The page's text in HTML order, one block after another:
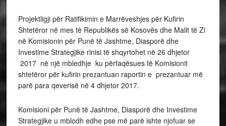
Projektligji për Ratifikimin e Marrëveshjes për Kufirin
Shtetëror në mes të Republikës së Kosovës dhe Malit të Zi
në Komisionin për Punë të Jashtme, Diasporë dhe
Investime Strategjike rinisi të shqyrtohet në 26 dhjetor
2017 në një mbledhje ku përfaqësues të Komisionit
shtetëror për kufirin prezantuan raportin e prezantuar më
parë para qeverisë në 4 dhjetor 2017.
Komisioni për Punë të Jashtme, Diasporë dhe Investime
Strategjike u mblodh edhe pse më parë ishte njofuar se